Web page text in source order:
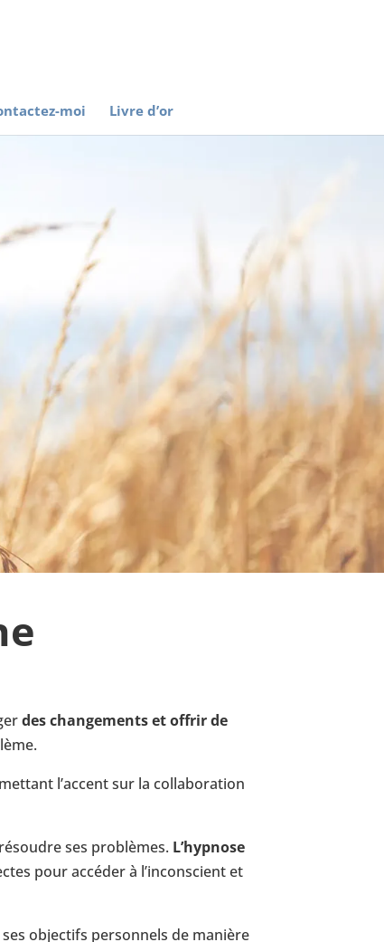
moi Livre d’or
des changements et offrir de
l’accent sur la collaboration
ses problèmes. L’hypnose
pour accéder à l’inconscient et
objectifs personnels de manière